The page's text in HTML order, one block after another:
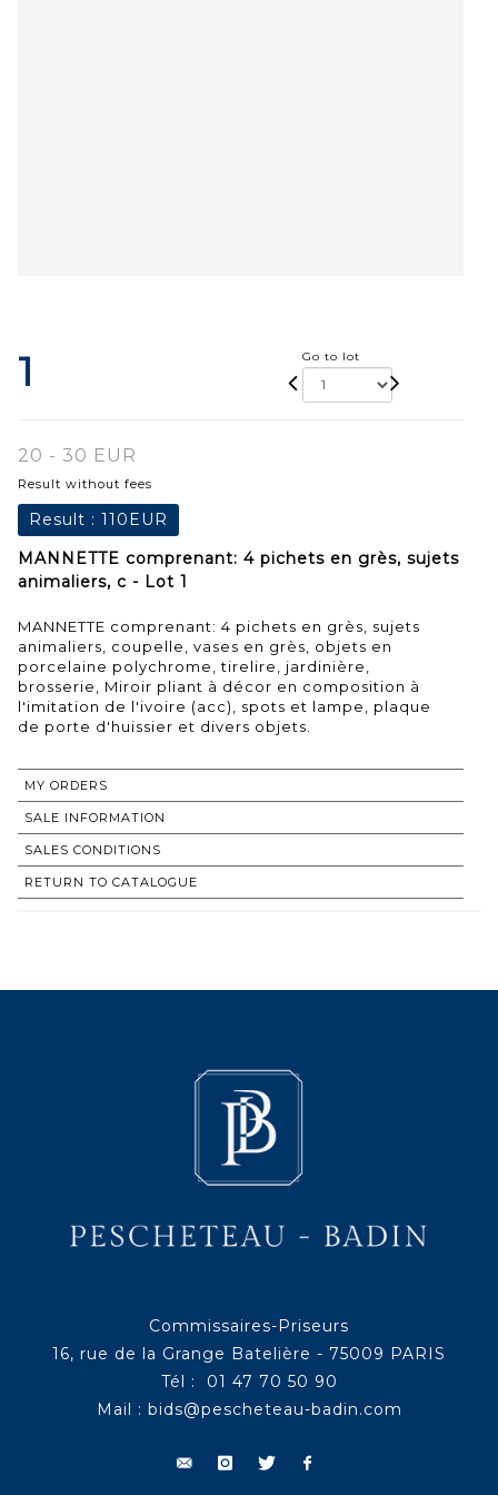
1 Go to lot
20 - 30 EUR
Result without fees
Result : 110EUR
MANNETTE comprenant: 4 pichets en grès, sujets
animaliers, c - Lot 1
MANNETTE comprenant: 4 pichets en grès, sujets
animaliers, coupelle, vases en grès, objets en
porcelaine polychrome, tirelire, jardinière,
brosserie, Miroir pliant à décor en composition à
l'imitation de l'ivoire (acc), spots et lampe, plaque
de porte d'huissier et divers objets.
MY ORDERS
SALE INFORMATION
SALES CONDITIONS
RETURN TO CATALOGUE
Commissaires-Priseurs
16, rue de la Grange Batelière - 75009 PARIS
Tél : 01 47 70 50 90
Mail : bids@pescheteau-badin.com